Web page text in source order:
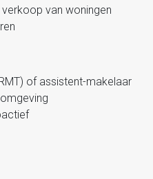
van woningen
of assistent-makelaar